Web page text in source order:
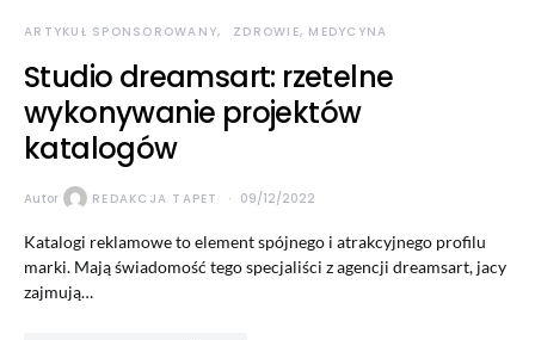
ARTYKUŁ SPONSOROWANY ZDROWIE, MEDYCYNA
Studio dreamsart: rzetelne
wykonywanie projektów
katalogów
Autor REDAKCJA TAPET 09/12/2022
Katalogi reklamowe to element spójnego i atrakcyjnego profilu
marki. Mają świadomość tego specjaliści z agencji dreamsart, jacy
zajmują…